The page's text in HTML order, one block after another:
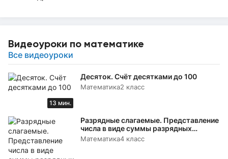
Видеоуроки по математике
Все видеоуроки
13 мин.
Десяток. Счёт десятками до 100
Математика2 класс
Разрядные слагаемые. Представление
числа в виде суммы разрядных
слагаемых
Математика4 класс